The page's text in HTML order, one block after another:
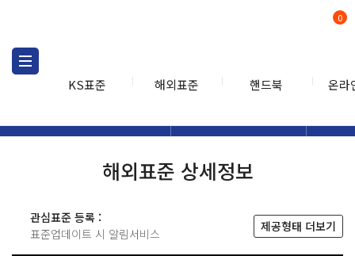
KS표준 해외표준 핸드북 온라
0
해외표준 상세정보
관심표준 등록 :
표준업데이트 시 알림서비스
제공형태 더보기